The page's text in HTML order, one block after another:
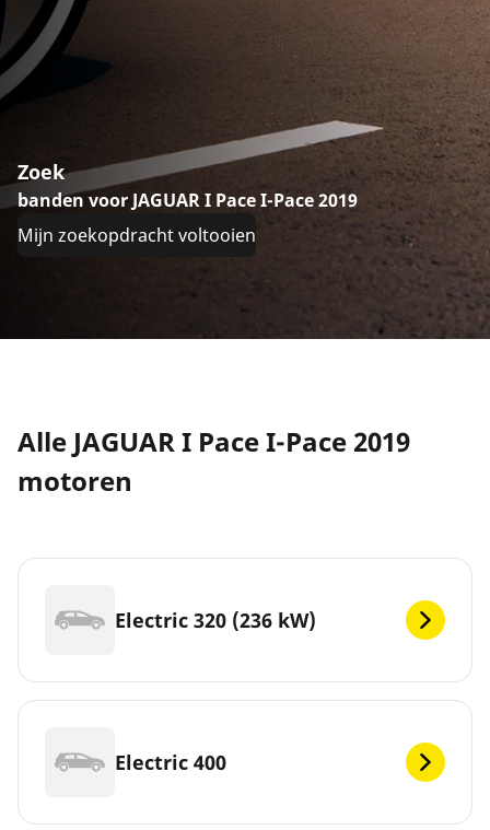
Zoek
banden voor JAGUAR I Pace I-Pace 2019
Mijn zoekopdracht voltooien
Alle JAGUAR I Pace I-Pace 2019
motoren
Electric 320 (236 kW)
Electric 400